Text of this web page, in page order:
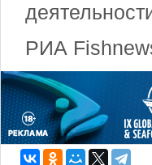
РИА